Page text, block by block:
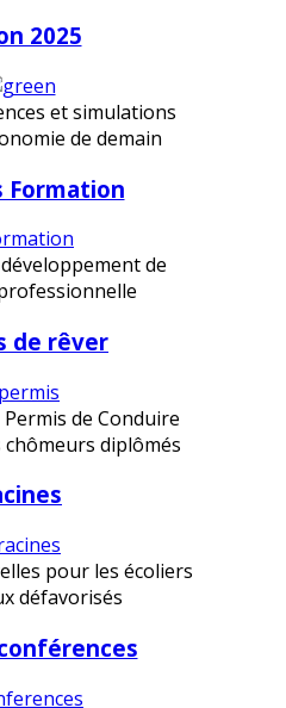
2025
et simulations
de demain
Formation
de
de rêver
de Conduire
diplômés
pour les écoliers
défavorisés